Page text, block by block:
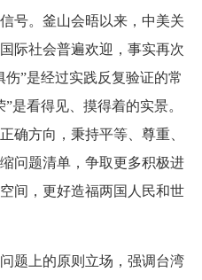
号。釜山会晤以来，中美关
际社会普遍欢迎，事实再次
”是经过实践反复验证的常
是看得见、摸得着的实景。
确方向，秉持平等、尊重、
问题清单，争取更多积极进
间，更好造福两国人民和世
题上的原则立场，强调台湾